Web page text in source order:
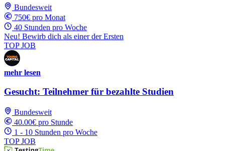
Bundesweit
750€ pro Monat
40 Stunden pro Woche
Neu! Bewirb dich als einer der Ersten
TOP JOB
mehr lesen
Gesucht: Teilnehmer für bezahlte Studien
Bundesweit
40.00€ pro Stunde
1 - 10 Stunden pro Woche
TOP JOB